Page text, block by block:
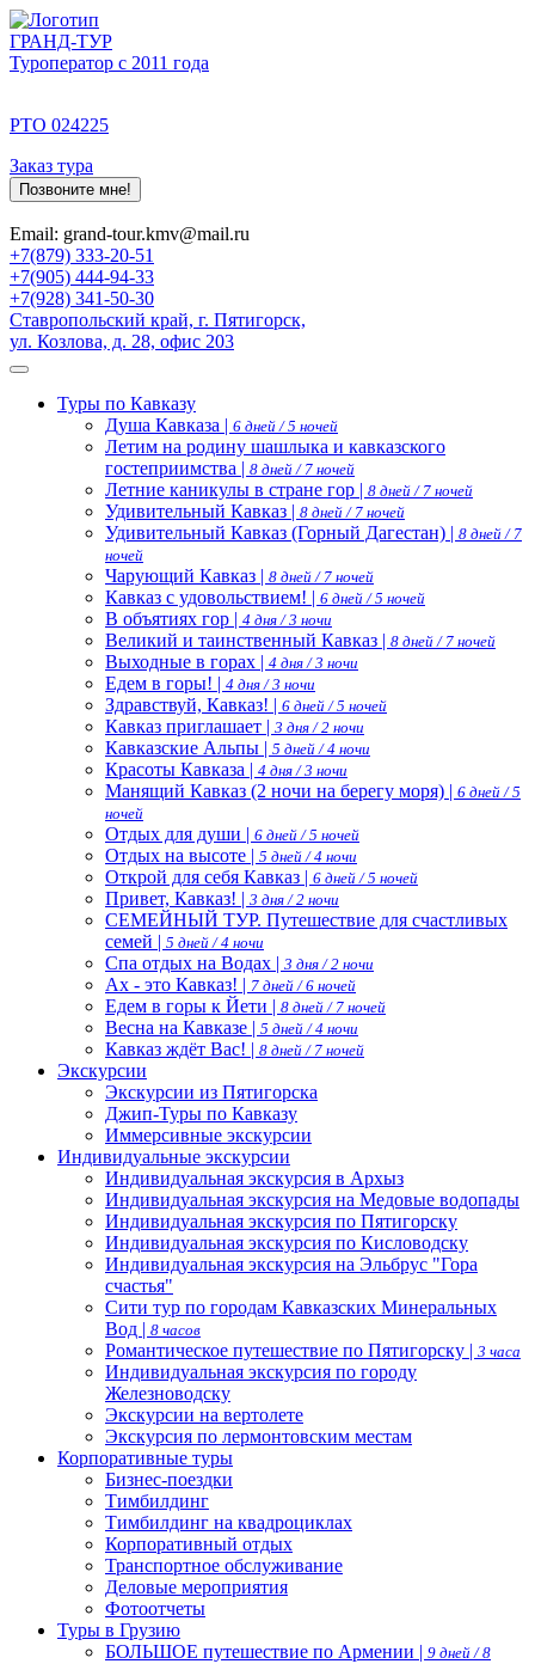
ГРАНД-ТУР
Туроператор с 2011 года
РТО 024225
Заказ тура
Позвоните мне!
Email: grand-tour.kmv@mail.ru
+7(879) 333-20-51
+7(905) 444-94-33
+7(928) 341-50-30
Ставропольский край, г. Пятигорск,
ул. Козлова, д. 28, офис 203
Туры по Кавказу
Душа Кавказа | 6 дней / 5 ночей
Летим на родину шашлыка и кавказского
гостеприимства | 8 дней / 7 ночей
Летние каникулы в стране гор | 8 дней / 7 ночей
Удивительный Кавказ | 8 дней / 7 ночей
Удивительный Кавказ (Горный Дагестан) | 8 дней / 7
ночей
Чарующий Кавказ | 8 дней / 7 ночей
Кавказ с удовольствием! | 6 дней / 5 ночей
В объятиях гор | 4 дня / 3 ночи
Великий и таинственный Кавказ | 8 дней / 7 ночей
Выходные в горах | 4 дня / 3 ночи
Едем в горы! | 4 дня / 3 ночи
Здравствуй, Кавказ! | 6 дней / 5 ночей
Кавказ приглашает | 3 дня / 2 ночи
Кавказские Альпы | 5 дней / 4 ночи
Красоты Кавказа | 4 дня / 3 ночи
Манящий Кавказ (2 ночи на берегу моря) | 6 дней / 5
ночей
Отдых для души | 6 дней / 5 ночей
Отдых на высоте | 5 дней / 4 ночи
Открой для себя Кавказ | 6 дней / 5 ночей
Привет, Кавказ! | 3 дня / 2 ночи
СЕМЕЙНЫЙ ТУР. Путешествие для счастливых
семей | 5 дней / 4 ночи
Спа отдых на Водах | 3 дня / 2 ночи
Ах - это Кавказ! | 7 дней / 6 ночей
Едем в горы к Йети | 8 дней / 7 ночей
Весна на Кавказе | 5 дней / 4 ночи
Кавказ ждёт Вас! | 8 дней / 7 ночей
Экскурсии
Экскурсии из Пятигорска
Джип-Туры по Кавказу
Иммерсивные экскурсии
Индивидуальные экскурсии
Индивидуальная экскурсия в Архыз
Индивидуальная экскурсия на Медовые водопады
Индивидуальная экскурсия по Пятигорску
Индивидуальная экскурсия по Кисловодску
Индивидуальная экскурсия на Эльбрус "Гора
счастья"
Сити тур по городам Кавказских Минеральных
Вод | 8 часов
Романтическое путешествие по Пятигорску | 3 часа
Индивидуальная экскурсия по городу
Железноводску
Экскурсии на вертолете
Экскурсия по лермонтовским местам
Корпоративные туры
Бизнес-поездки
Тимбилдинг
Тимбилдинг на квадроциклах
Корпоративный отдых
Транспортное обслуживание
Деловые мероприятия
Фотоотчеты
Туры в Грузию
БОЛЬШОЕ путешествие по Армении | 9 дней / 8